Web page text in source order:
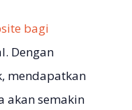
bagi
Dengan
mendapatkan
akan semakin